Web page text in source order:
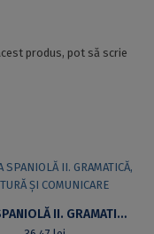
produs, pot să scrie
LIMBA SPANIOLĂ II. GRAMATICĂ, LECTURĂ ȘI COMUNICARE